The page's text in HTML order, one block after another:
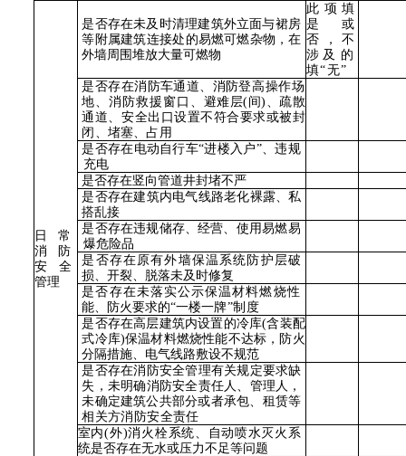
日常
消防
安 全
管理
是否存在未及时清理建筑外立面与裙房
等附属建筑连接处的易燃可燃杂物，在
外墙周围堆放大量可燃物
此项填
是或
否，不
涉 及的
填“无”
是否存在消防车通道、消防登高操作场
地、消防救援窗口、 避难层(间)、疏散
通道、安全出口设置不符合要求或被封
闭、堵塞、占用
是否存在电动自行车“进楼入 户”、违规
充电
是否存在竖向管道井封堵不严
是否存在建筑内电气线路老化裸露、私
搭乱接
是否存在违规储存、经营、使 用易燃易
爆危险品
是否存在原有外墙保温系统防护层破
损、开裂、脱落未及时修复
是否存在未落实公示保温材料燃烧性
能、防火要求的“一楼一牌”制度
是否存在高层建筑内设置的冷库(含装配
式冷库)保温材料燃烧性能不达标，防火
分隔措施、电气线路敷设不规范
是否存在消防安全管理有关规定要求缺
失，未明确消防安全责任人、管理人，
未确定建筑公共部分或者承包、租赁等
相 关方消防安全责任
室内(外)消火栓系统、自动喷水灭火系
统是否存在无水或压力不足等问题